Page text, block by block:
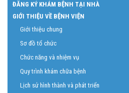
ĐĂNG KÝ KHÁM BỆNH TẠI NHÀ
GIỚI THIỆU VỀ BỆNH VIỆN
Giới thiệu chung
Sơ đồ tổ chức
Chức năng và nhiệm vụ
Quy trình khám chữa bệnh
Lịch sử hình thành và phát triển